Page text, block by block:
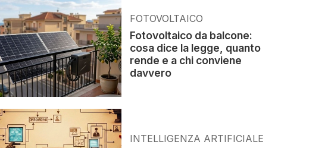
FOTOVOLTAICO
Fotovoltaico da balcone:
cosa dice la legge, quanto
rende e a chi conviene
davvero
INTELLIGENZA ARTIFICIALE